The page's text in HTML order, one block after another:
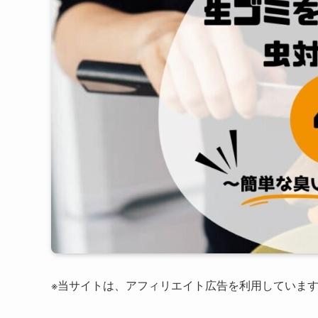
※当サイトは、アフィリエイト広告を利用しています